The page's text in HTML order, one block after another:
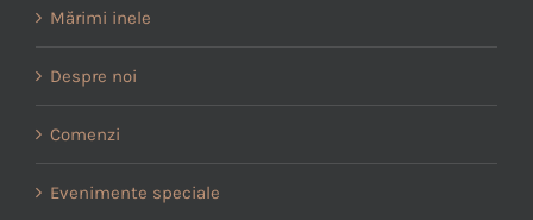
Mărimi inele
Despre noi
Comenzi
Evenimente speciale